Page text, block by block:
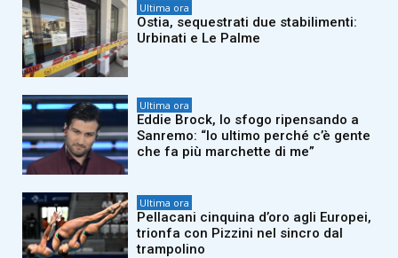
Ultima ora
Ostia, sequestrati due stabilimenti:
Urbinati e Le Palme
Ultima ora
Eddie Brock, lo sfogo ripensando a
Sanremo: “Io ultimo perché c’è gente
che fa più marchette di me”
Ultima ora
Pellacani cinquina d’oro agli Europei,
trionfa con Pizzini nel sincro dal
trampolino